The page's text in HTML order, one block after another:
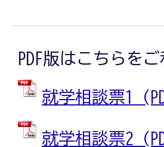
PDF版はこちらを
就学相談票1
就学相談票2